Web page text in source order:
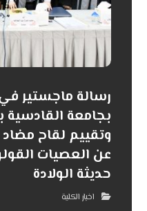
رسالة ماجستير
بجامعة القادسية
وتقييم لقاح
عن العصيات
حديثة الولادة
اخبار الكلية